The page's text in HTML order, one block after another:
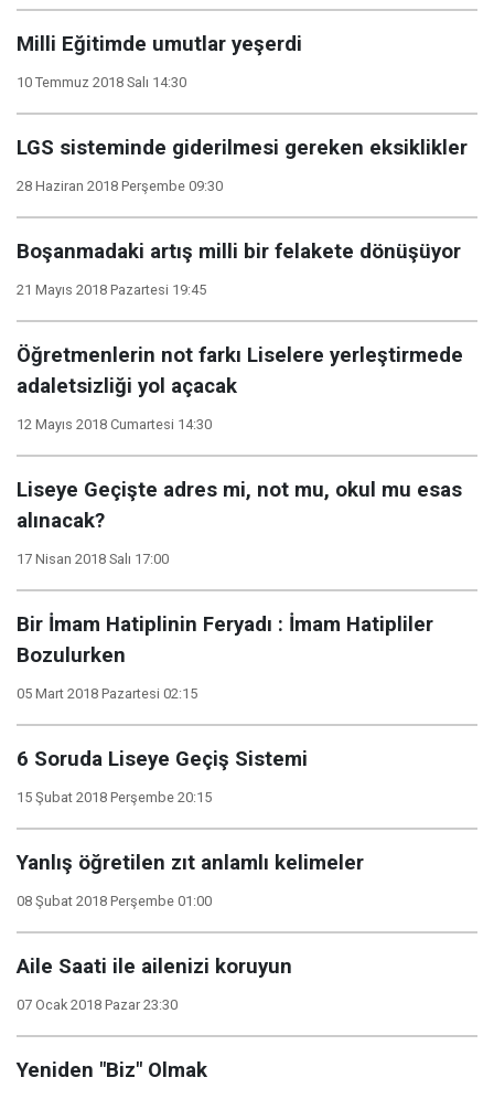
Milli Eğitimde umutlar yeşerdi
10 Temmuz 2018 Salı 14:30
LGS sisteminde giderilmesi gereken eksiklikler
28 Haziran 2018 Perşembe 09:30
Boşanmadaki artış milli bir felakete dönüşüyor
21 Mayıs 2018 Pazartesi 19:45
Öğretmenlerin not farkı Liselere yerleştirmede
adaletsizliği yol açacak
12 Mayıs 2018 Cumartesi 14:30
Liseye Geçişte adres mi, not mu, okul mu esas
alınacak?
17 Nisan 2018 Salı 17:00
Bir İmam Hatiplinin Feryadı : İmam Hatipliler
Bozulurken
05 Mart 2018 Pazartesi 02:15
6 Soruda Liseye Geçiş Sistemi
15 Şubat 2018 Perşembe 20:15
Yanlış öğretilen zıt anlamlı kelimeler
08 Şubat 2018 Perşembe 01:00
Aile Saati ile ailenizi koruyun
07 Ocak 2018 Pazar 23:30
Yeniden "Biz" Olmak